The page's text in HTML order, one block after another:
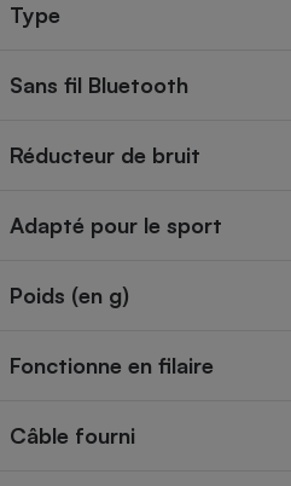
Type
Sans fil Bluetooth
Réducteur de bruit
Adapté pour le sport
Poids (en g)
Fonctionne en filaire
Câble fourni